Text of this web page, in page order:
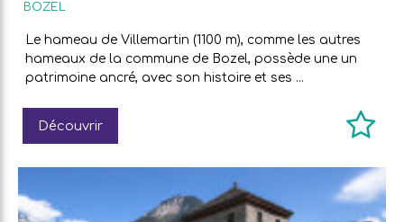
BOZEL
Le hameau de Villemartin (1100 m), comme les autres
hameaux de la commune de Bozel, possède une un
patrimoine ancré, avec son histoire et ses ...
Découvrir